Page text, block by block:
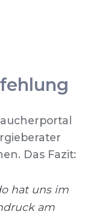
Das Fazit:
hat uns im
am